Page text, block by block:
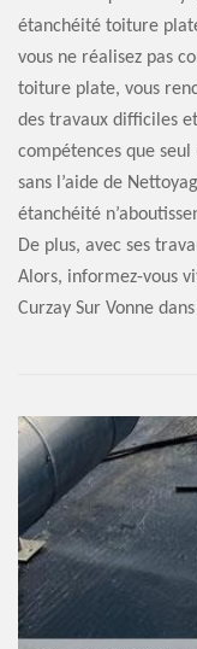
étanchéité toiture
vous ne réalisez pas
toiture plate, vous
des travaux difficiles
compétences que seul
sans l’aide de
étanchéité
De plus, avec ses
Alors, informez-vous
Curzay Sur Vonne